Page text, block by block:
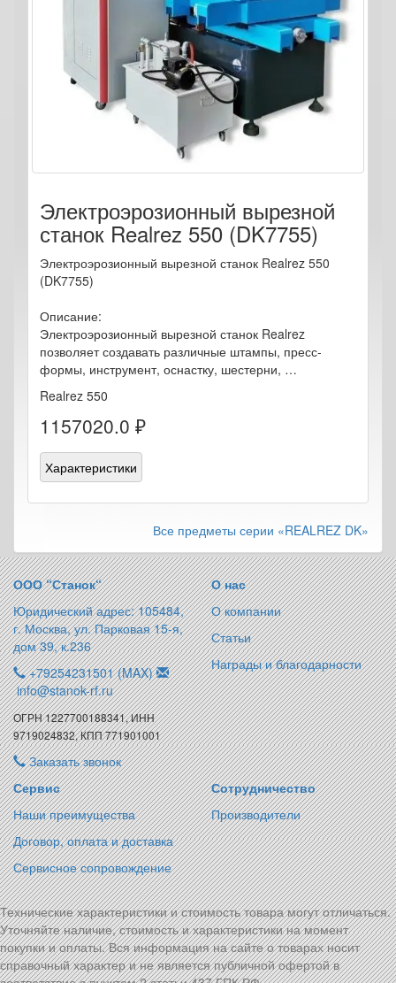
Электроэрозионный вырезной
станок Realrez 550 (DK7755)
Электроэрозионный вырезной станок Realrez 550
(DK7755)
Описание:
Электроэрозионный вырезной станок Realrez
позволяет создавать различные штампы, пресс-
формы, инструмент, оснастку, шестерни, …
Realrez 550
1157020.0 ₽
Характеристики
Все предметы серии «REALREZ DK»
ООО “Станок“
Юридический адрес: 105484,
г. Москва, ул. Парковая 15-я,
дом 39, к.236
+79254231501 (MAX)
info@stanok-rf.ru
ОГРН 1227700188341, ИНН
9719024832, КПП 771901001
Заказать звонок
О нас
О компании
Статьи
Награды и благодарности
Сервис
Наши преимущества
Договор, оплата и доставка
Сервисное сопровождение
Сотрудничество
Производители
Технические характеристики и стоимость товара могут отличаться.
Уточняйте наличие, стоимость и характеристики на момент
покупки и оплаты. Вся информация на сайте о товарах носит
справочный характер и не является публичной офертой в